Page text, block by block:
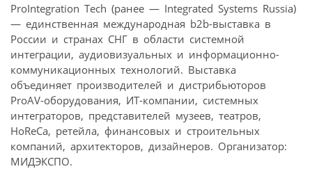
ProIntegration Tech (ранее — Integrated Systems Russia)
— единственная международная b2b-выставка в
России и странах СНГ в области системной
интеграции, аудиовизуальных и информационно-
коммуникационных технологий. Выставка
объединяет производителей и дистрибьюторов
ProAV-оборудования, ИT-компании, системных
интеграторов, представителей музеев, театров,
HoReCa, ретейла, финансовых и строительных
компаний, архитекторов, дизайнеров. Организатор:
МИДЭКСПО.